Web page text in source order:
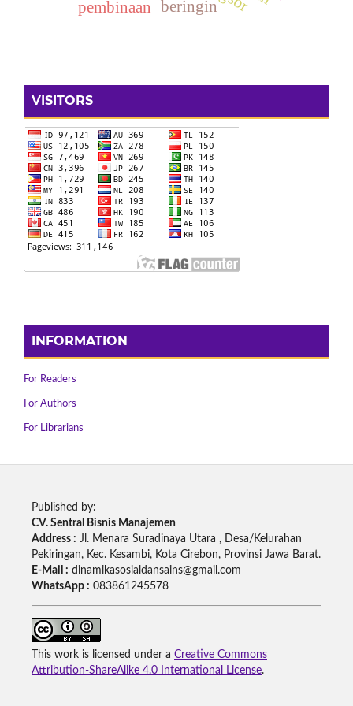
beringin
pembinaan
VISITORS
INFORMATION
For Readers
For Authors
For Librarians
Published by:
CV. Sentral Bisnis Manajemen
Address : Jl. Menara Suradinaya Utara , Desa/Kelurahan
Pekiringan, Kec. Kesambi, Kota Cirebon, Provinsi Jawa Barat.
E-Mail : dinamikasosialdansains@gmail.com
WhatsApp : 083861245578
This work is licensed under a Creative Commons
Attribution-ShareAlike 4.0 International License.